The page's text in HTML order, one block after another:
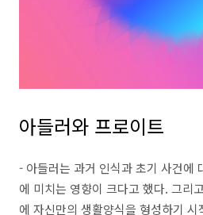
아들러와 프로이트
- 아들러는 과거 인식과 초기 사건에
에 미치는 영향이 크다고 했다. 그리
에 자신만의 생활양식을 형성하기 시